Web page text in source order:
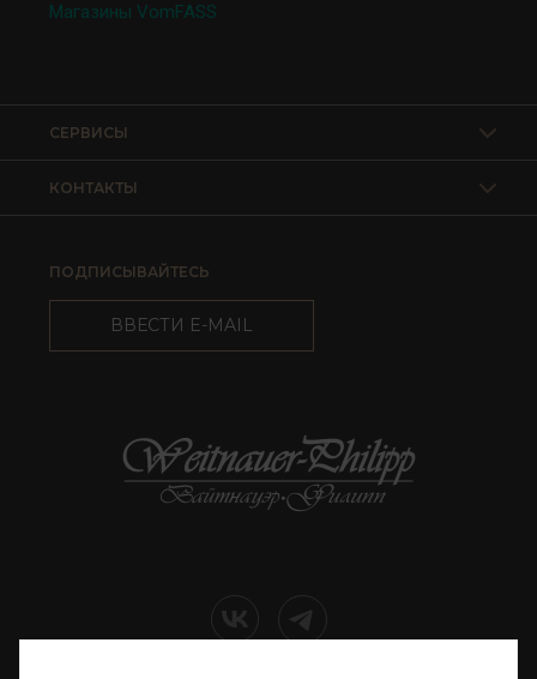
Магазины VomFASS
КОНТАКТЫ
СЕРВИСЫ
ПОДПИСЫВАЙТЕСЬ
ВВЕСТИ E-MAIL